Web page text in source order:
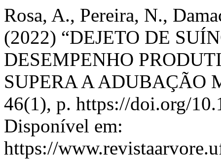
Rosa, A., Pereira, N.,
(2022) “DEJETO DE
DESEMPENHO
SUPERA A ADUBAÇÃO
46(1), p. https://doi.org/
Disponível em:
https://